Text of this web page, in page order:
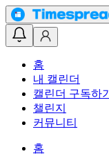
홈
내 캘린더
캘린더 구독하기
챌린지
커뮤니티
홈